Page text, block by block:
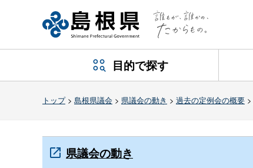
目的で探す
トップ> 島根県議会 > 県議会の動き > 過去の定例会の概要 >
県議会の動き